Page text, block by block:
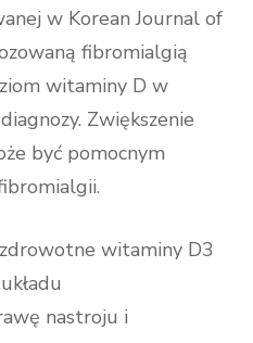
w Korean Journal of
fibromialgią
witaminy D w
Zwiększenie
być pomocnym
witaminy D3
nastroju i